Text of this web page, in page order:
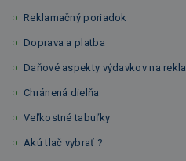
Reklamačný poriadok
Doprava a platba
Daňové aspekty výdavkov na
Chránená dielňa
Veľkostné tabuľky
Akú tlač vybrať ?